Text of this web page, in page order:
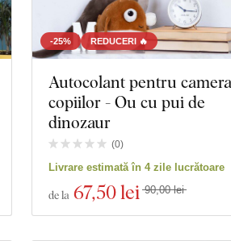
-25% REDUCERI 🔥
Autocolant pentru camera
copiilor - Ou cu pui de
dinozaur
(0)
Livrare estimată în 4 zile lucrătoare
de la 67,50 lei 90,00 lei